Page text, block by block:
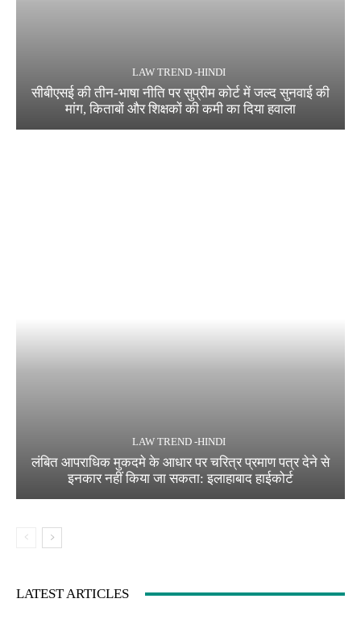
LAW TREND -HINDI
सीबीएसई की तीन-भाषा नीति पर सुप्रीम कोर्ट में जल्द सुनवाई की
मांग, किताबों और शिक्षकों की कमी का दिया हवाला
LAW TREND -HINDI
लंबित आपराधिक मुकदमे के आधार पर चरित्र प्रमाण पत्र देने से
इनकार नहीं किया जा सकता: इलाहाबाद हाईकोर्ट
LATEST ARTICLES